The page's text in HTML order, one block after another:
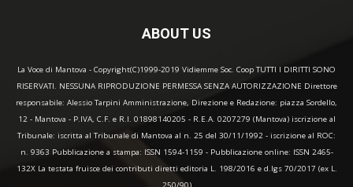
ABOUT US
La Voce di Mantova - Copyright(C)1999-2019 Vidiemme Soc. Coop TUTTI I DIRITTI SONO
RISERVATI. NESSUNA RIPRODUZIONE PERMESSA SENZA AUTORIZZAZIONE Direttore
responsabile: Alessio Tarpini Amministrazione, Direzione e Redazione: piazza Sordello,
12 - Mantova - P.IVA, C.F. e R.I. 01898140205 - R.E.A. 0207279 (Mantova) iscrizione al
Tribunale: iscritta al Tribunale di Mantova al n. 25 del 30/11/1992 - iscrizione al ROC:
n. 9363 Pubblicazione a stampa: ISSN 1594-1159 - Pubblicazione online: ISSN 2465-
132X La testata fruisce dei contributi diretti editoria L. 198/2016 e d.lgs 70/2017 (ex L.